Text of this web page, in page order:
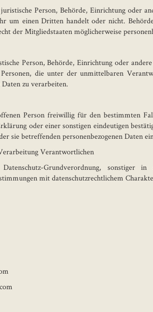
Person, Behörde, Einrichtung oder
um einen Dritten handelt oder nicht.
der Mitgliedstaaten möglicherweise
Person, Behörde, Einrichtung oder
die unter der unmittelbaren
zu verarbeiten.
Person freiwillig für den bestimmten
oder einer sonstigen eindeutigen
sie betreffenden personenbezogenen Daten
Verantwortlichen
Grundverordnung, sonstiger
mit datenschutzrechtlichem